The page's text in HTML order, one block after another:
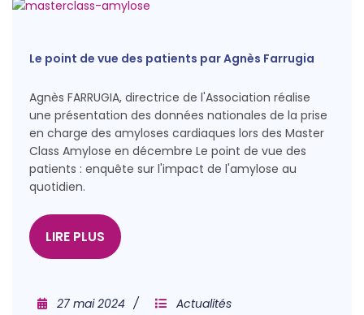
Le point de vue des patients par Agnès Farrugia
Agnès FARRUGIA, directrice de l'Association réalise
une présentation des données nationales de la prise
en charge des amyloses cardiaques lors des Master
Class Amylose en décembre Le point de vue des
patients : enquête sur l'impact de l'amylose au
quotidien.
LIRE PLUS
27 mai 2024 Actualités